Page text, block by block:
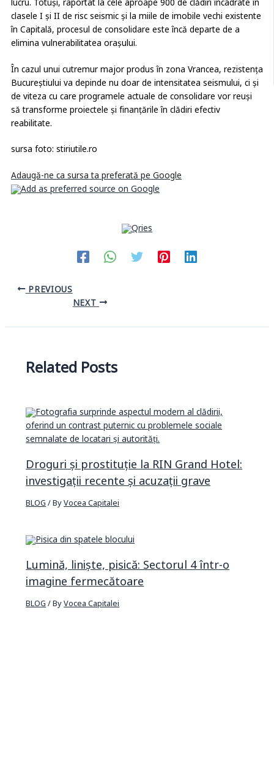
lucru. Totuși, raportat la cele aproape 900 de clădiri încadrate în
clasele I și II de risc seismic și la miile de imobile vechi existente
în Capitală, procesul de consolidare este încă departe de a
elimina vulnerabilitatea orașului.
În cazul unui cutremur major produs în zona Vrancea, rezistența
Bucureștiului va depinde nu doar de intensitatea seismului, ci și
de viteza cu care programele actuale de consolidare vor reuși
să transforme proiectele și finanțările în clădiri efectiv
reabilitate.
sursa foto: stiriutile.ro
Adaugă-ne ca sursa ta preferată pe Google
PREVIOUS
NEXT
Related Posts
Droguri și prostituție la RIN Grand Hotel:
investigații recente și acuzații grave
BLOG/ ByVocea Capitalei
Lumină, liniște, pisică: Sectorul 4 într-o
imagine fermecătoare
BLOG/ ByVocea Capitalei